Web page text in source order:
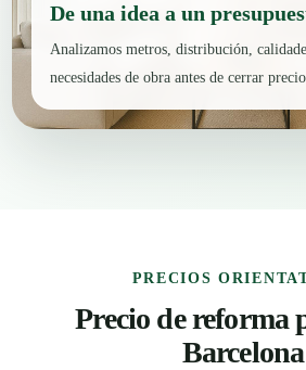
De una idea a un
Analizamos metros, distribución,
necesidades de obra antes de cerrar
PRECIOS
Precio de reforma
Barcelona